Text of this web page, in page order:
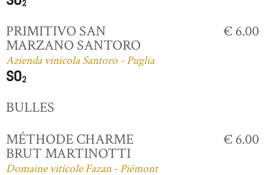
PRIMITIVO SAN
MARZANO SANTORO
Azienda vinicola Santoro - Puglia
€ 6.00
BULLES
MÉTHODE CHARME
BRUT MARTINOTTI
Domaine viticole Fazan - Piémont
€ 6.00